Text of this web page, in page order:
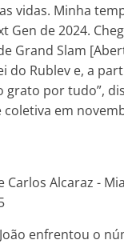
vidas. Minha
Gen de 2024.
Grand Slam
do Rublev e, a
grato por tudo”,
em
enfrentou o